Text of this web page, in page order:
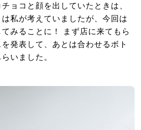
ョコと顔を出していたときは、
私が考えていましたが、今回は
みることに！ まず店に来てもら
発表して、あとは合わせるボト
いました。